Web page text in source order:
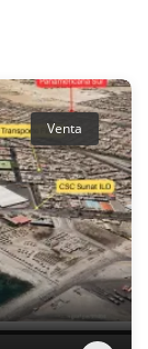
Venta